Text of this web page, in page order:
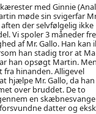
med Ginnie
møde sin svigerfar
aften der selvfølgelig ikke
Vi spoler 3 måneder
af Mr. Gallo. Han kan
han stadig tror at
han opsøgt Martin.
fra hinanden. Alligevel
hjælpe Mr. Gallo, da han
over bruddet. De to
en
datter og